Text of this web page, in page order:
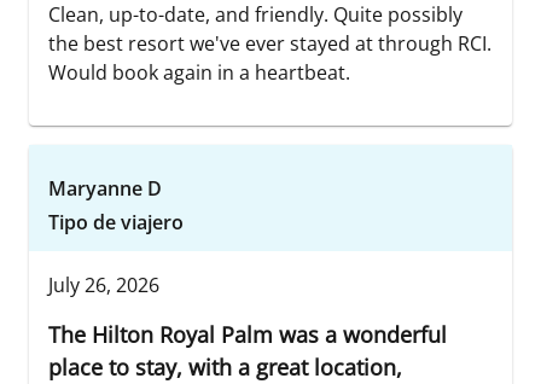
Clean, up-to-date, and friendly. Quite possibly
the best resort we've ever stayed at through RCI.
Would book again in a heartbeat.
Maryanne D
Tipo de viajero
July 26, 2026
The Hilton Royal Palm was a wonderful
place to stay, with a great location,